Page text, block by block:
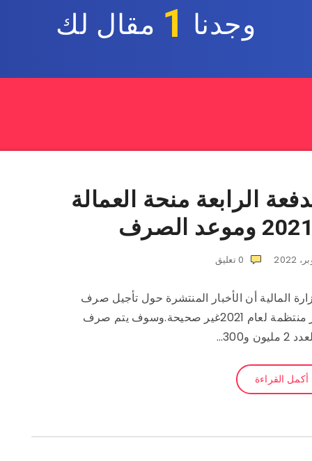
وجدنا 1 مقال لك
الرابعة منحة العمالة
0 تعليق
المالية أن الأخبار المنتشرة حول تأجيل صرف
الدفعة الرابعة من منحة العمالة الغير منتظمة لعام 2021غير صحيحة.وسوف يتم صرف
و300…
أكمل القراءة